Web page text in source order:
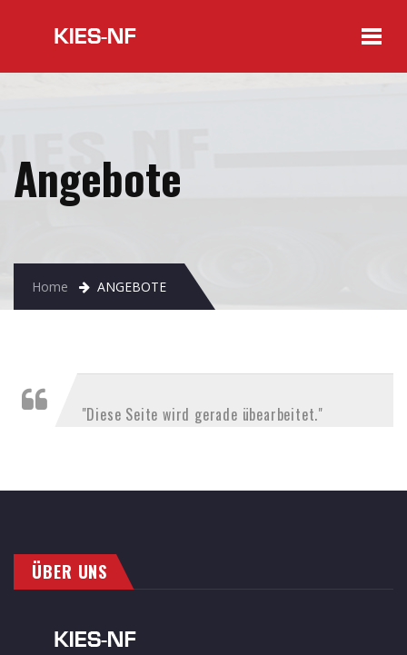
Angebote
Home ANGEBOTE
Diese Seite wird gerade übearbeitet.
ÜBER UNS